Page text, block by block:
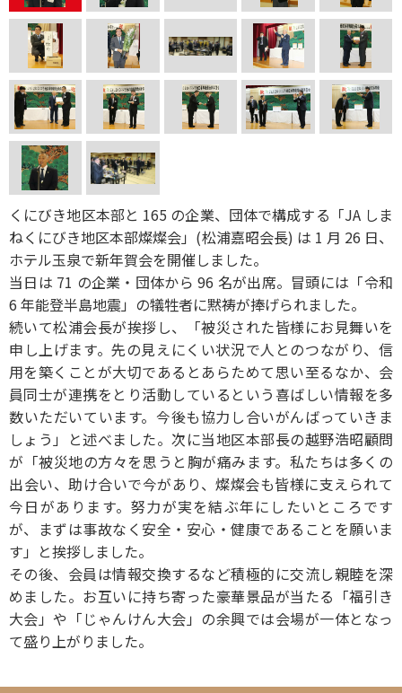
くにびき地区本部と 165 の企業、団体で構成する「JA しま
ねくにびき地区本部燦燦会」(松浦嘉昭会長) は 1 月 26 日、
ホテル玉泉で新年賀会を開催しました。
当日は 71 の企業・団体から 96 名が出席。冒頭には「令和
6 年能登半島地震」の犠牲者に黙祷が捧げられました。
続いて松浦会長が挨拶し、「被災された皆様にお見舞いを
申し上げます。先の見えにくい状況で人とのつながり、信
用を築くことが大切であるとあらためて思い至るなか、会
員同士が連携をとり活動しているという喜ばしい情報を多
数いただいています。今後も協力し合いがんばっていきま
しょう」と述べました。次に当地区本部長の越野浩昭顧問
が「被災地の方々を思うと胸が痛みます。私たちは多くの
出会い、助け合いで今があり、燦燦会も皆様に支えられて
今日があります。努力が実を結ぶ年にしたいところです
が、まずは事故なく安全・安心・健康であることを願いま
す」と挨拶しました。
その後、会員は情報交換するなど積極的に交流し親睦を深
めました。お互いに持ち寄った豪華景品が当たる「福引き
大会」や「じゃんけん大会」の余興では会場が一体となっ
て盛り上がりました。